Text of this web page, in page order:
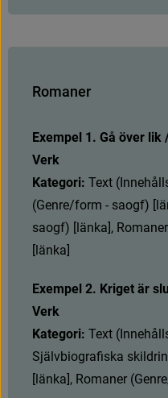
Romaner
Exempel 1. Gå över lik
Verk
Kategori: Text (Innehåll
(Genre/form - saogf) [lä
saogf) [länka], Romaner
[länka]
Exempel 2. Kriget är
Verk
Kategori: Text (Innehåll
Självbiografska skildrin
[länka], Romaner (Genre